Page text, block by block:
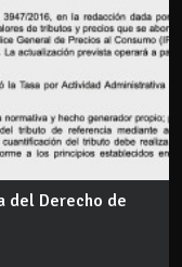
del Derecho de